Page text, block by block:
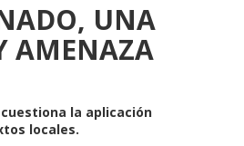
UNA
AMENAZA
la aplicación
locales.